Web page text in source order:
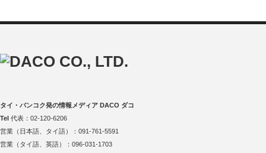
タイ・バンコク発の情報メディア DACO ダコ
Tel 代表：02-120-6206
営業（日本語、タイ語）：091-761-5591
営業（タイ語、英語）：096-031-1703